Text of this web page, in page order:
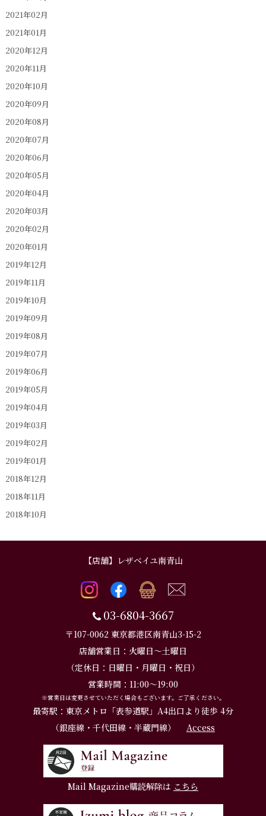
2021年02月
2021年01月
2020年12月
2020年11月
2020年10月
2020年09月
2020年08月
2020年07月
2020年06月
2020年05月
2020年04月
2020年03月
2020年02月
2020年01月
2019年12月
2019年11月
2019年10月
2019年09月
2019年08月
2019年07月
2019年06月
2019年05月
2019年04月
2019年03月
2019年02月
2019年01月
2018年12月
2018年11月
2018年10月
【店舗】レザベイユ南青山
03-6804-3667
〒107-0062 東京都港区南青山3-15-2
店舗営業日：火曜日～土曜日
（定休日：日曜日・月曜日・祝日）
営業時間：11:00～19:00
※営業日は変更させていただく場合もございます。ご了承ください。
最寄駅：東京メトロ「表参道駅」A4出口より徒歩 4分
（銀座線・千代田線・半蔵門線）
Access
Mail Magazine購読解除は こちら